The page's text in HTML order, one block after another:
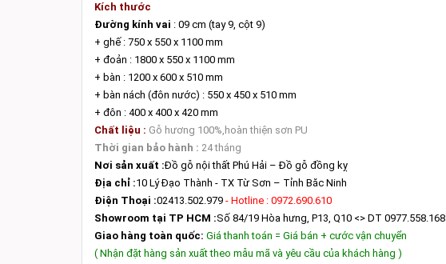
Kích thước
Đường kính vai : 09 cm (tay 9, cột 9)
+ ghế : 750 x 550 x 1100 mm
+ đoản : 1800 x 550 x 1100 mm
+ bàn : 1200 x 600 x 510 mm
+ bàn nách (đôn nước) : 550 x 450 x 510 mm
+ đôn : 400 x 400 x 420 mm
Chất liệu : Gỗ hương 100%,hoàn thiện sơn PU
Thời gian bảo hành : 24 tháng
Nơi sản xuất :Đồ gỗ nội thất Phú Hải – Đồ gỗ đồng kỵ
Địa chỉ :10 Lý Đạo Thành - TX Từ Sơn – Tỉnh Băc Ninh
Điện Thoại :02413.502.979 - Hotline : 0972.690.610
Showroom tại TP HCM :Số 84/19 Hòa hưng, P13, Q10 <> DT 0977.558.168
Giao hàng toàn quốc: Giá thanh toán = Giá bán + cước vận chuyển
( Nhận đặt hàng sản xuất theo mẫu mã và yêu cầu của khách hàng )